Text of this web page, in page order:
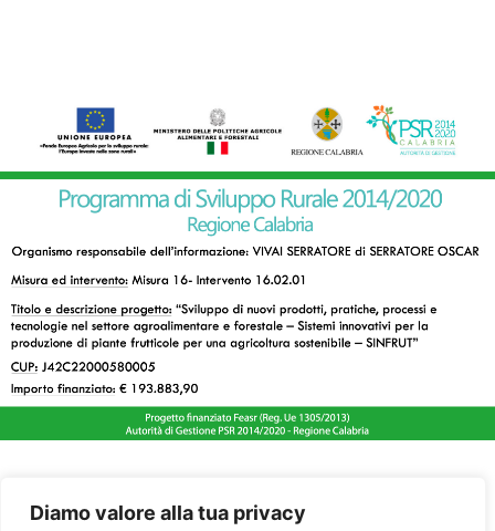
Diamo valore alla tua privacy